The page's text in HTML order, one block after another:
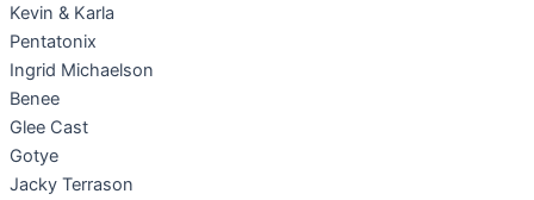
Kevin & Karla
Pentatonix
Ingrid Michaelson
Benee
Glee Cast
Gotye
Jacky Terrason